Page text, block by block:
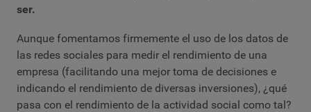
ser.
Aunque fomentamos firmemente el uso de los datos de
las redes sociales para medir el rendimiento de una
empresa (facilitando una mejor toma de decisiones e
indicando el rendimiento de diversas inversiones), ¿qué
pasa con el rendimiento de la actividad social como tal?